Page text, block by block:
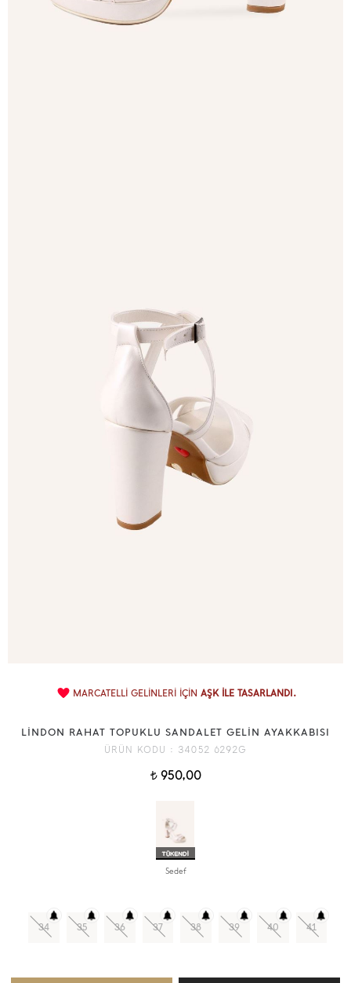
MARCATELLİ GELİNLERİ İÇİN AŞK İLE TASARLANDI.
LİNDON RAHAT TOPUKLU SANDALET GELİN AYAKKABISI
ÜRÜN KODU : 34052 6292G
t950,00
Sedef
34 35 36 37 38 39 40 41